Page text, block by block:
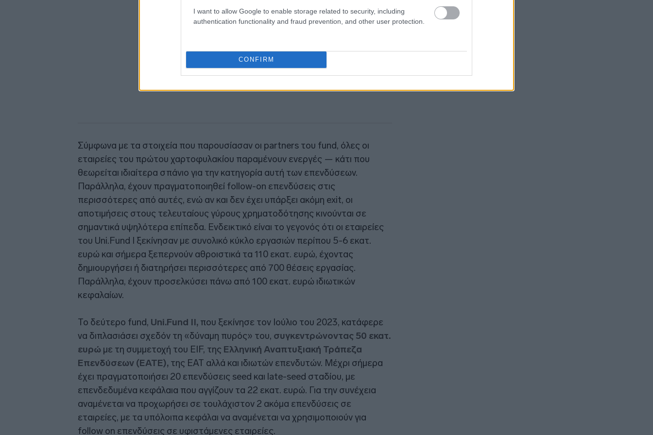
I want to allow Google to enable storage related to security, including
authentication functionality and fraud prevention, and other user protection.
CONFIRM
Σύμφωνα με τα στοιχεία που παρουσίασαν οι partners του fund, όλες οι
εταιρείες του πρώτου χαρτοφυλακίου παραμένουν ενεργές — κάτι που
θεωρείται ιδιαίτερα σπάνιο για την κατηγορία αυτή των επενδύσεων.
Παράλληλα, έχουν πραγματοποιηθεί follow-on επενδύσεις στις
περισσότερες από αυτές, ενώ αν και δεν έχει υπάρξει ακόμη exit, οι
αποτιμήσεις στους τελευταίους γύρους χρηματοδότησης κινούνται σε
σημαντικά υψηλότερα επίπεδα. Ενδεικτικό είναι το γεγονός ότι οι εταιρείες
του Uni.Fund I ξεκίνησαν με συνολικό κύκλο εργασιών περίπου 5-6 εκατ.
ευρώ και σήμερα ξεπερνούν αθροιστικά τα 110 εκατ. ευρώ, έχοντας
δημιουργήσει ή διατηρήσει περισσότερες από 700 θέσεις εργασίας.
Παράλληλα, έχουν προσελκύσει πάνω από 100 εκατ. ευρώ ιδιωτικών
κεφαλαίων.
Το δεύτερο fund, Uni.Fund II, που ξεκίνησε τον Ιούλιο του 2023, κατάφερε
να διπλασιάσει σχεδόν τη «δύναμη πυρός» του, συγκεντρώνοντας 50 εκατ.
ευρώ με τη συμμετοχή του EIF, της Ελληνική Αναπτυξιακή Τράπεζα
Επενδύσεων (ΕΑΤΕ), της ΕΑΤ αλλά και ιδιωτών επενδυτών. Μέχρι σήμερα
έχει πραγματοποιήσει 20 επενδύσεις seed και late-seed σταδίου, με
επενδεδυμένα κεφάλαια που αγγίζουν τα 22 εκατ. ευρώ. Για την συνέχεια
αναμένεται να προχωρήσει σε τουλάχιστον 2 ακόμα επενδύσεις σε
εταιρείες, με τα υπόλοιπα κεφάλαι να αναμένεται να χρησιμοποιούν για
follow on επενδύσεις σε υφιστάμενες εταιρείες.